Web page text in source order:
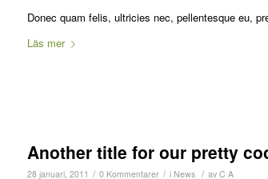
Donec quam felis, ultricies nec, pellentesque eu,
Läs mer
Another title for our pretty
28 januari, 2011 / 0 Kommentarer / i News / av C A